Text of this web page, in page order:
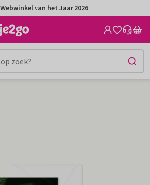
Webwinkel van het Jaar 2026